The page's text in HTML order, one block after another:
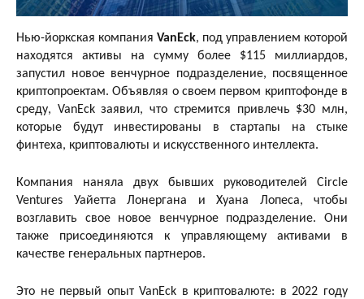
Нью-йоркская компания VanEck, под управлением которой
находятся активы на сумму более $115 миллиардов,
запустил новое венчурное подразделение, посвященное
криптопроектам. Объявляя о своем первом криптофонде в
среду, VanEck заявил, что стремится привлечь $30 млн,
которые будут инвестированы в стартапы на стыке
финтеха, криптовалюты и искусственного интеллекта.
Компания наняла двух бывших руководителей Circle
Ventures Уайетта Лонергана и Хуана Лопеса, чтобы
возглавить свое новое венчурное подразделение. Они
также присоединяются к управляющему активами в
качестве генеральных партнеров.
Это не первый опыт VanEck в криптовалюте: в 2022 году